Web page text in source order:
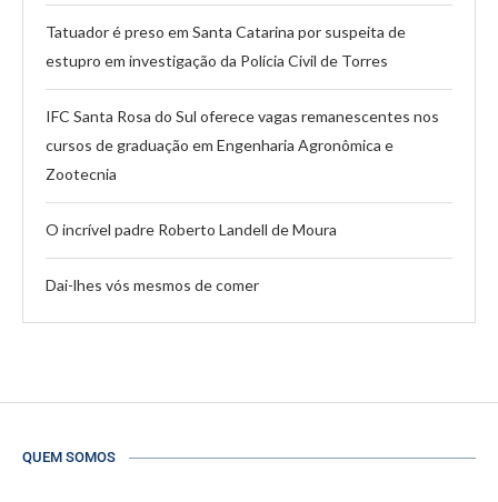
Tatuador é preso em Santa Catarina por suspeita de
estupro em investigação da Polícia Civil de Torres
IFC Santa Rosa do Sul oferece vagas remanescentes nos
cursos de graduação em Engenharia Agronômica e
Zootecnia
O incrível padre Roberto Landell de Moura
Dai-lhes vós mesmos de comer
QUEM SOMOS